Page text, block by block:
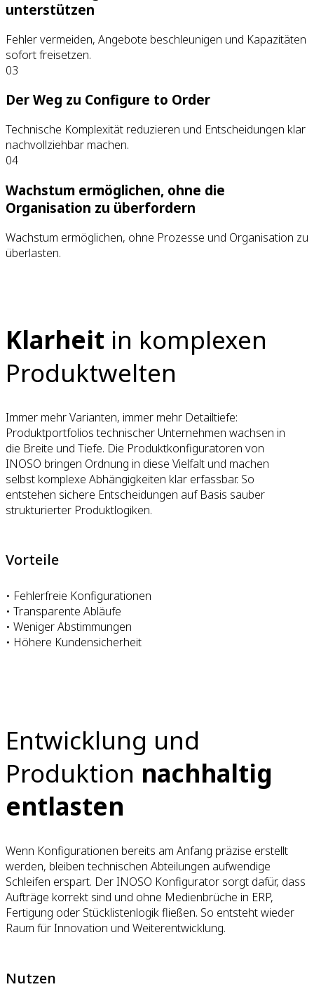
unterstützen
Fehler vermeiden, Angebote beschleunigen und Kapazitäten
sofort freisetzen.
03
Der Weg zu Configure to Order
Technische Komplexität reduzieren und Entscheidungen klar
nachvollziehbar machen.
04
Wachstum ermöglichen, ohne die
Organisation zu überfordern
Wachstum ermöglichen, ohne Prozesse und Organisation zu
überlasten.
Klarheit in komplexen
Produktwelten
Immer mehr Varianten, immer mehr Detailtiefe:
Produktportfolios technischer Unternehmen wachsen in
die Breite und Tiefe. Die Produktkonfiguratoren von
INOSO bringen Ordnung in diese Vielfalt und machen
selbst komplexe Abhängigkeiten klar erfassbar. So
entstehen sichere Entscheidungen auf Basis sauber
strukturierter Produktlogiken.
Vorteile
• Fehlerfreie Konfigurationen
• Transparente Abläufe
• Weniger Abstimmungen
• Höhere Kundensicherheit
Entwicklung und
Produktion nachhaltig
entlasten
Wenn Konfigurationen bereits am Anfang präzise erstellt
werden, bleiben technischen Abteilungen aufwendige
Schleifen erspart. Der INOSO Konfigurator sorgt dafür, dass
Aufträge korrekt sind und ohne Medienbrüche in ERP,
Fertigung oder Stücklistenlogik fließen. So entsteht wieder
Raum für Innovation und Weiterentwicklung.
Nutzen